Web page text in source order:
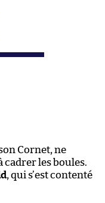
Cornet, ne
cadrer les boules.
, qui s’est contenté